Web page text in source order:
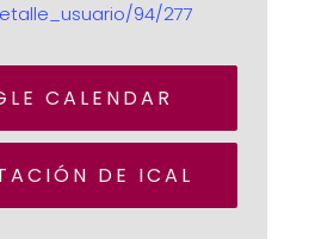
94/277
CALENDAR
DE ICAL